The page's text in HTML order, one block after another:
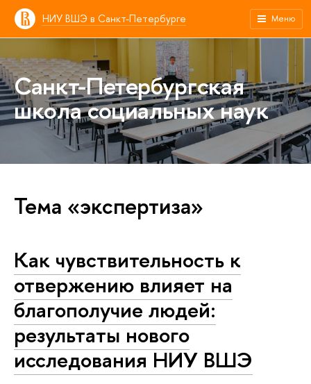
НИУ ВШЭ в Санкт-Петербурге Меню
Санкт-Петербургская
школа социальных наук
Тема «экспертиза»
Как чувствительность к
отвержению влияет на
благополучие людей:
результаты нового
исследования НИУ ВШЭ